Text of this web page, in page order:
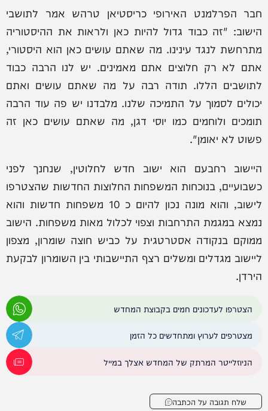
חבר הפרלמנט האירופי כריסטיאן טרהש אמר לתושבי
הישוב: "זה כבוד גדול להיות כאן ולראות את ההיסטוריה
מתרחשת לנגד עינינו. מה שאתם עושים כאן הוא היסטורי,
אתם לא רק חלוצים אתם מאמינים. יש לנו הרבה כבוד
לתושבים הללו. תודה רבה על מה שאתם עושים ואתם
יכולים לסמוך על התמיכה שלנו. מלבדנו יש פה עוד הרבה
תומכים ולוחמים כמו יוסי דגן, מה שאתם עושים כאן זה
פשוט לא יאומן".
היישוב רחבעם הוא ישוב חדש לחלוטין, שנחנך לפני
כשבועיים, בנוכחות המשפחות החלוצות החדשות שהצטרפו
לישוב, והוא מונה נכון להיום כ 10 משפחות חדשות והוא
נמצא במגמת התרחבות וצפוי לכלול מאות משפחות. הישוב
ממוקם בנקודה אסטרטגית על כביש חוצה שומרון, מצפון
ליישוב מגדלים ומשלים רצף התיישבותי בין השומרון לבקעת
הירדן.
הצטרפו לעדכונים חמים בקבוצת המחדש
מצטרפים לערוץ ומתחדשים כל הזמן
הניוזלייטר המרתק של המחדש אצלך במייל
שלח תגובה על הכתבה